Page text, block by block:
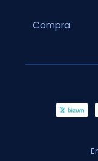
Compra